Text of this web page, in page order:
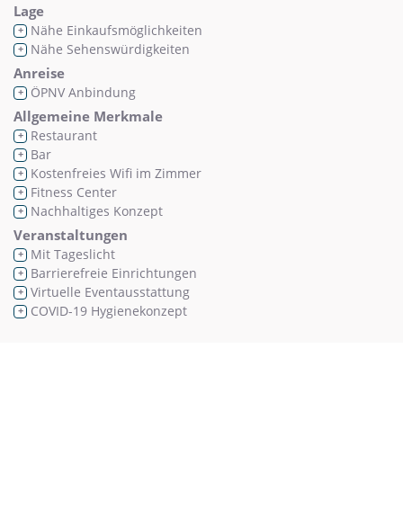
Lage
+ Nähe Einkaufsmöglichkeiten
+ Nähe Sehenswürdigkeiten
Anreise
+ ÖPNV Anbindung
Allgemeine Merkmale
+ Restaurant
+ Bar
+ Kostenfreies Wifi im Zimmer
+ Fitness Center
+ Nachhaltiges Konzept
Veranstaltungen
+ Mit Tageslicht
+ Barrierefreie Einrichtungen
+ Virtuelle Eventausstattung
+ COVID-19 Hygienekonzept